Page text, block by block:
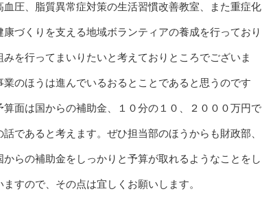
圧、脂質異常症対策の生活習慣改善教室、また重症化
づくりを支える地域ボランティアの養成を行っており
を行ってまいりたいと考えておりところでございま
のほうは進んでいるおるとことであると思うのです
面は国からの補助金、１０分の１０、２０００万円で
であると考えます。ぜひ担当部のほうからも財政部、
らの補助金をしっかりと予算が取れるようなことをし
すので、その点は宜しくお願いします。